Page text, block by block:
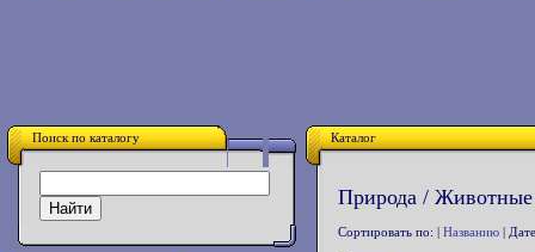
Поиск по каталогу Каталог
Природа /
Сортировать по: | Названию |